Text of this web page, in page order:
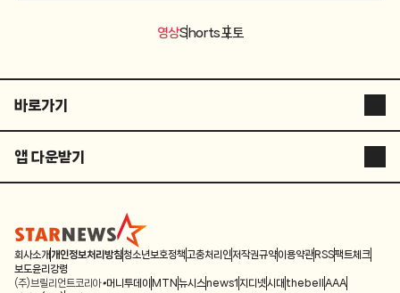
영상Shorts포토
바로가기
스타뉴스 코리아
스타플러스
ASIA ARTIST AWARDS
별별스포츠TV
앱 다운받기
STARPOLL
회사소개 개인정보처리방침청소년보호정책 고충처리인저작권규약이용약관 RSS팩트체크
보도윤리강령
(주)브릴리언트코리아 머니투데이 MTN 뉴시스news1 지디넷시대 thebell AAA